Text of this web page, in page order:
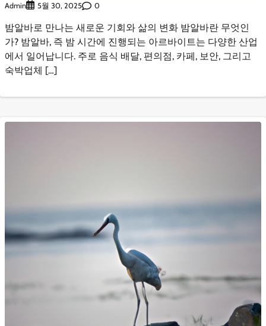
Admin 5월 30, 2025 0
밤알바로 만나는 새로운 기회와 삶의 변화 밤알바란 무엇인
가? 밤알바, 즉 밤 시간에 진행되는 아르바이트는 다양한 산업
에서 일어납니다. 주로 음식 배달, 편의점, 카페, 보안, 그리고
숙박업체 […]